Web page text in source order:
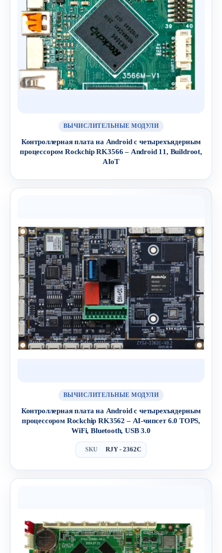
ВЫЧИСЛИТЕЛЬНЫЕ МОДУЛИ
Контроллерная плата на Android с четырехъядерным
процессором Rockchip RK3566 – Android 11, Buildroot,
AIoT
ВЫЧИСЛИТЕЛЬНЫЕ МОДУЛИ
Контроллерная плата на Android с четырехъядерным
процессором Rockchip RK3562 – AI-чипсет 6.0 TOPS,
WiFi, Bluetooth, USB 3.0
SKU RJY - 2362C